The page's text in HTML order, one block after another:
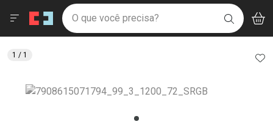
Drogaria São Paulo
Ir direto para a home
pela página
Ir direto para o conteúdo
Ir direto para a busca
Ir direto para a conta
Ir direto para a notificações
Ir direto para o carrinho
Faça a sua busca
O que você precisa? BUSCAR
Menu
1 / 1